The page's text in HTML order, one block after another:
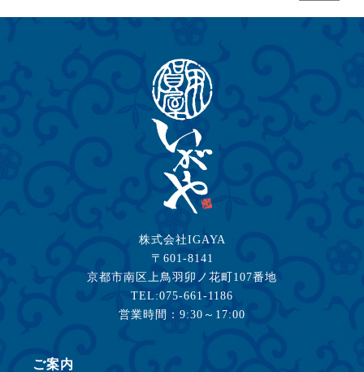
株式会社IGAYA
〒601-8141
京都市南区上鳥羽卯ノ花町107番地
TEL:075-661-1186
営業時間：9:30～17:00
ご案内